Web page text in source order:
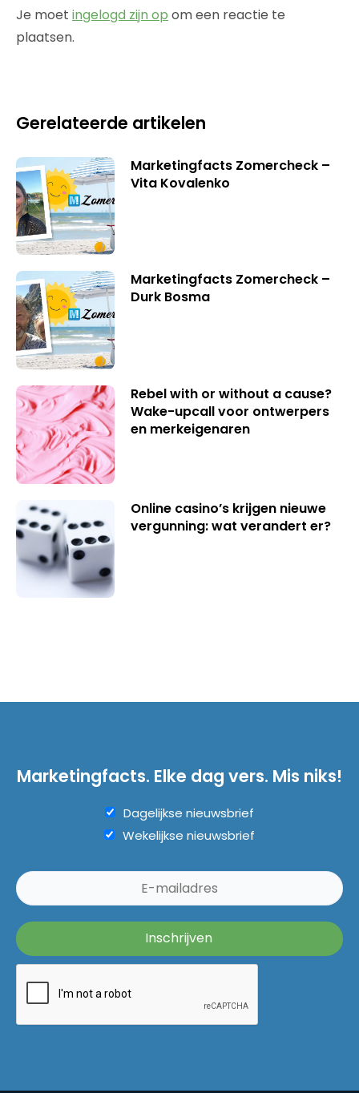
Je moet ingelogd zijn op om een reactie te
plaatsen.
Gerelateerde artikelen
Marketingfacts Zomercheck –
Vita Kovalenko
Marketingfacts Zomercheck –
Durk Bosma
Rebel with or without a cause?
Wake-upcall voor ontwerpers
en merkeigenaren
Online casino’s krijgen nieuwe
vergunning: wat verandert er?
Marketingfacts. Elke dag vers. Mis niks!
Dagelijkse nieuwsbrief
Wekelijkse nieuwsbrief